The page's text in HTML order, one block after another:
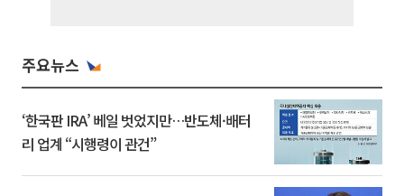
주요뉴스
‘한국판 IRA’ 베일 벗었지만…반도체·배터
리 업계 “시행령이 관건”